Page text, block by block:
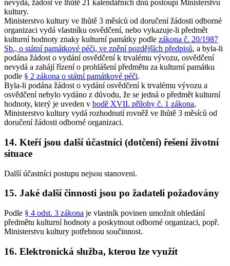
nevydá, žádost ve lhůtě 21 kalendářních dnů postoupí Ministerstvu
kultury.
Ministerstvo kultury ve lhůtě 3 měsíců od doručení žádosti odborné
organizaci vydá vlastníku osvědčení, nebo vykazuje-li předmět
kulturní hodnoty znaky kulturní památky podle zákona č. 20/1987
Sb., o státní památkové péči, ve znění pozdějších předpisů, a byla-li
podána žádost o vydání osvědčení k trvalému vývozu, osvědčení
nevydá a zahájí řízení o prohlášení předmětu za kulturní památku
podle § 2 zákona o státní památkové péči.
Byla-li podána žádost o vydání osvědčení k trvalému vývozu a
osvědčení nebylo vydáno z důvodu, že se jedná o předmět kulturní
hodnoty, který je uveden v bodě XVII. přílohy č. 1 zákona,
Ministerstvo kultury vydá rozhodnutí rovněž ve lhůtě 3 měsíců od
doručení žádosti odborné organizaci.
14. Kteří jsou další účastníci (dotčení) řešení životní
situace
Další účastníci postupu nejsou stanoveni.
15. Jaké další činnosti jsou po žadateli požadovány
Podle § 4 odst. 3 zákona je vlastník povinen umožnit ohledání
předmětu kulturní hodnoty a poskytnout odborné organizaci, popř.
Ministerstvu kultury potřebnou součinnost.
16. Elektronická služba, kterou lze využít